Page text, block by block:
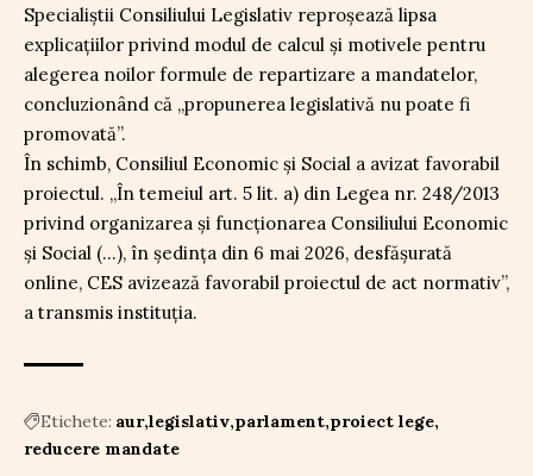
Specialiștii Consiliului Legislativ reproșează lipsa
explicațiilor privind modul de calcul și motivele pentru
alegerea noilor formule de repartizare a mandatelor,
concluzionând că „propunerea legislativă nu poate fi
promovată”.
În schimb, Consiliul Economic și Social a avizat favorabil
proiectul. „În temeiul art. 5 lit. a) din Legea nr. 248/2013
privind organizarea și funcționarea Consiliului Economic
și Social (…), în ședința din 6 mai 2026, desfășurată
online, CES avizează favorabil proiectul de act normativ”,
a transmis instituția.
Etichete: aur legislativ parlament proiect lege
reducere mandate